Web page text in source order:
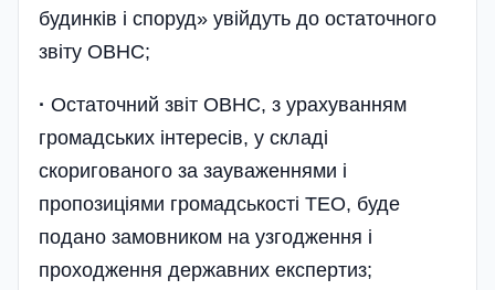
будинків і споруд» увійдуть до остаточного
звіту ОВНС;
· Остаточний звіт ОВНС, з урахуванням
громадських інтересів, у складі
скоригованого за зауваженнями і
пропозиціями громадськості ТЕО, буде
подано замовником на узгодження і
проходження державних експертиз;